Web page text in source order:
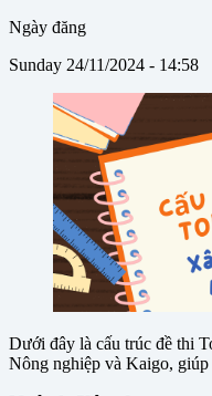
Ngày đăng
Sunday 24/11/2024 - 14:58
Dưới đây là cấu trúc đề thi
Nông nghiệp và Kaigo,